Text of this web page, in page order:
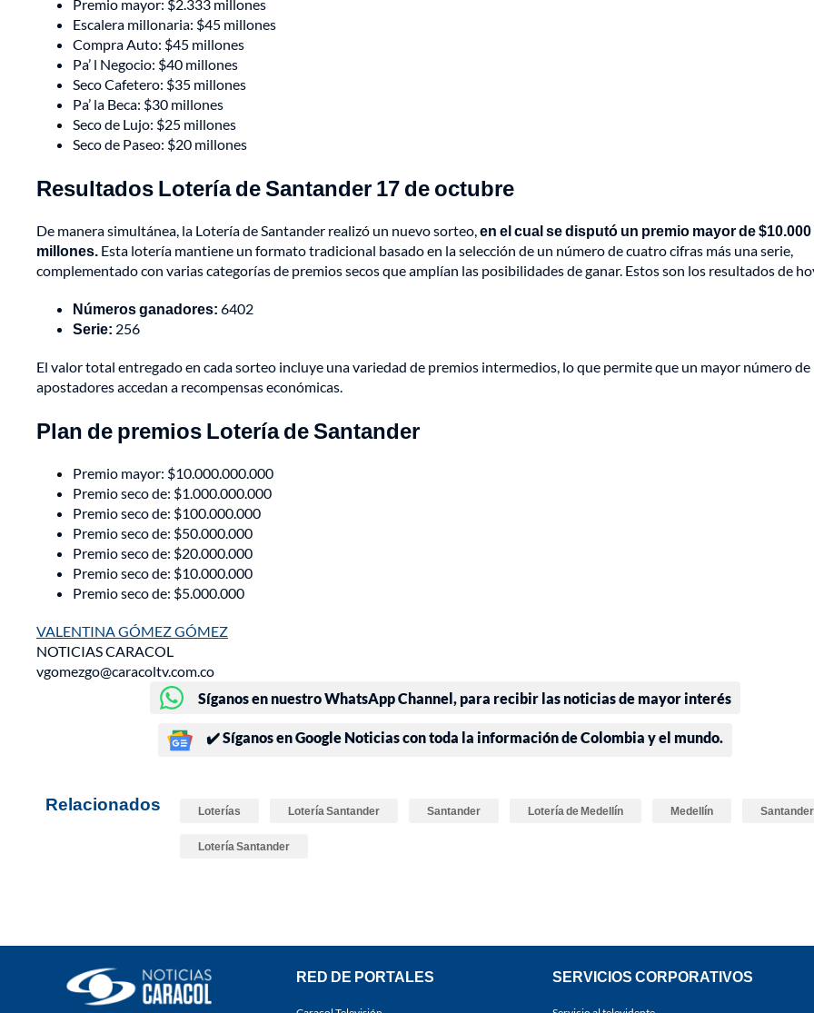
Premio mayor: $2.333 millones
Escalera millonaria: $45 millones
Compra Auto: $45 millones
Pa’ l Negocio: $40 millones
Seco Cafetero: $35 millones
Pa’ la Beca: $30 millones
Seco de Lujo: $25 millones
Seco de Paseo: $20 millones
Resultados Lotería de Santander 17 de octubre
De manera simultánea, la Lotería de Santander realizó un nuevo sorteo,en el cual se disputó un premio mayor de $10.000
millones. Esta lotería mantiene un formato tradicional basado en la selección de un número de cuatro cifras más una serie,
complementado con varias categorías de premios secos que amplían las posibilidades de ganar. Estos son los resultados de
Números ganadores: 6402
Serie: 256
El valor total entregado en cada sorteo incluye una variedad de premios intermedios, lo que permite que un mayor número de
apostadores accedan a recompensas económicas.
Plan de premios Lotería de Santander
Premio mayor: $10.000.000.000
Premio seco de: $1.000.000.000
Premio seco de: $100.000.000
Premio seco de: $50.000.000
Premio seco de: $20.000.000
Premio seco de: $10.000.000
Premio seco de: $5.000.000
VALENTINA GÓMEZ GÓMEZ
NOTICIAS CARACOL
vgomezgo@caracoltv.com.co
Síganos en nuestro WhatsApp Channel, para recibir las noticias de mayor interés
✔️ Síganos en Google Noticias con toda la información de Colombia y el mundo.
Relacionados Loterías Lotería Santander Santander Lotería de Medellín Medellín Santander
Lotería Santander
RED DE PORTALES SERVICIOS CORPORATIVOS